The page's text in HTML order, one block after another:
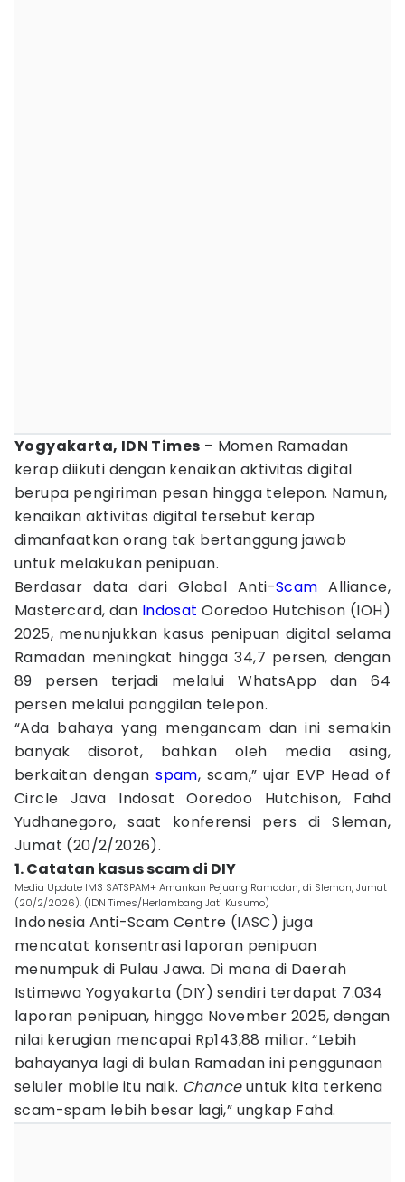
Yogyakarta, IDN Times – Momen Ramadan
kerap diikuti dengan kenaikan aktivitas digital
berupa pengiriman pesan hingga telepon. Namun,
kenaikan aktivitas digital tersebut kerap
dimanfaatkan orang tak bertanggung jawab
untuk melakukan penipuan.
Berdasar data dari Global Anti-Scam Alliance,
Mastercard, dan Indosat Ooredoo Hutchison (IOH)
2025, menunjukkan kasus penipuan digital selama
Ramadan meningkat hingga 34,7 persen, dengan
89 persen terjadi melalui WhatsApp dan 64
persen melalui panggilan telepon.
“Ada bahaya yang mengancam dan ini semakin
banyak disorot, bahkan oleh media asing,
berkaitan denganspam, scam,” ujar EVP Head of
Circle Java Indosat Ooredoo Hutchison, Fahd
Yudhanegoro, saat konferensi pers di Sleman,
Jumat (20/2/2026).
1. Catatan kasus scam di DIY
Media Update IM3 SATSPAM+ Amankan Pejuang Ramadan, di Sleman, Jumat
(20/2/2026). (IDN Times/Herlambang Jati Kusumo)
Indonesia Anti-Scam Centre (IASC) juga
mencatat konsentrasi laporan penipuan
menumpuk di Pulau Jawa. Di mana di Daerah
Istimewa Yogyakarta (DIY) sendiri terdapat 7.034
laporan penipuan, hingga November 2025, dengan
nilai kerugian mencapai Rp143,88 miliar. “Lebih
bahayanya lagi di bulan Ramadan ini penggunaan
seluler mobile itu naik. Chanceuntuk kita terkena
scam-spam lebih besar lagi,” ungkap Fahd.